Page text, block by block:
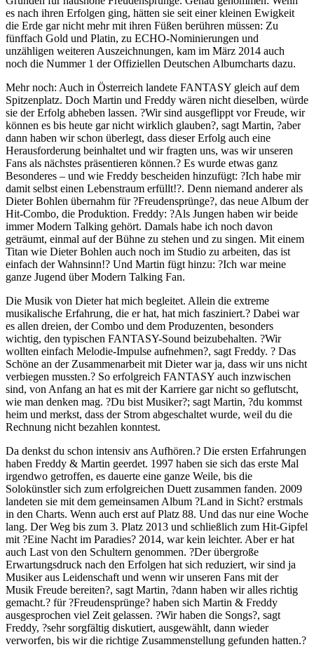
es nach ihren Erfolgen ging, hätten sie seit einer kleinen Ewigkeit
die Erde gar nicht mehr mit ihren Füßen berühren müssen: Zu
fünffach Gold und Platin, zu ECHO-Nominierungen und
unzähligen weiteren Auszeichnungen, kam im März 2014 auch
noch die Nummer 1 der Offiziellen Deutschen Albumcharts dazu.
Mehr noch: Auch in Österreich landete FANTASY gleich auf dem
Spitzenplatz. Doch Martin und Freddy wären nicht dieselben, würde
sie der Erfolg abheben lassen. ?Wir sind ausgeflippt vor Freude, wir
können es bis heute gar nicht wirklich glauben?, sagt Martin, ?aber
dann haben wir schon überlegt, dass dieser Erfolg auch eine
Herausforderung beinhaltet und wir fragten uns, was wir unseren
Fans als nächstes präsentieren können.? Es wurde etwas ganz
Besonderes – und wie Freddy bescheiden hinzufügt: ?Ich habe mir
damit selbst einen Lebenstraum erfüllt!?. Denn niemand anderer als
Dieter Bohlen übernahm für ?Freudensprünge?, das neue Album der
Hit-Combo, die Produktion. Freddy: ?Als Jungen haben wir beide
immer Modern Talking gehört. Damals habe ich noch davon
geträumt, einmal auf der Bühne zu stehen und zu singen. Mit einem
Titan wie Dieter Bohlen auch noch im Studio zu arbeiten, das ist
einfach der Wahnsinn!? Und Martin fügt hinzu: ?Ich war meine
ganze Jugend über Modern Talking Fan.
Die Musik von Dieter hat mich begleitet. Allein die extreme
musikalische Erfahrung, die er hat, hat mich fasziniert.? Dabei war
es allen dreien, der Combo und dem Produzenten, besonders
wichtig, den typischen FANTASY-Sound beizubehalten. ?Wir
wollten einfach Melodie-Impulse aufnehmen?, sagt Freddy. ? Das
Schöne an der Zusammenarbeit mit Dieter war ja, dass wir uns nicht
verbiegen mussten.? So erfolgreich FANTASY auch inzwischen
sind, von Anfang an hat es mit der Karriere gar nicht so geflutscht,
wie man denken mag. ?Du bist Musiker?; sagt Martin, ?du kommst
heim und merkst, dass der Strom abgeschaltet wurde, weil du die
Rechnung nicht bezahlen konntest.
Da denkst du schon intensiv ans Aufhören.? Die ersten Erfahrungen
haben Freddy & Martin geerdet. 1997 haben sie sich das erste Mal
irgendwo getroffen, es dauerte eine ganze Weile, bis die
Solokünstler sich zum erfolgreichen Duett zusammen fanden. 2009
landeten sie mit dem gemeinsamen Album ?Land in Sicht? erstmals
in den Charts. Wenn auch erst auf Platz 88. Und das nur eine Woche
lang. Der Weg bis zum 3. Platz 2013 und schließlich zum Hit-Gipfel
mit ?Eine Nacht im Paradies? 2014, war kein leichter. Aber er hat
auch Last von den Schultern genommen. ?Der übergroße
Erwartungsdruck nach den Erfolgen hat sich reduziert, wir sind ja
Musiker aus Leidenschaft und wenn wir unseren Fans mit der
Musik Freude bereiten?, sagt Martin, ?dann haben wir alles richtig
gemacht.? für ?Freudensprünge? haben sich Martin & Freddy
ausgesprochen viel Zeit gelassen. ?Wir haben die Songs?, sagt
Freddy, ?sehr sorgfältig diskutiert, ausgewählt, dann wieder
verworfen, bis wir die richtige Zusammenstellung gefunden hatten.?